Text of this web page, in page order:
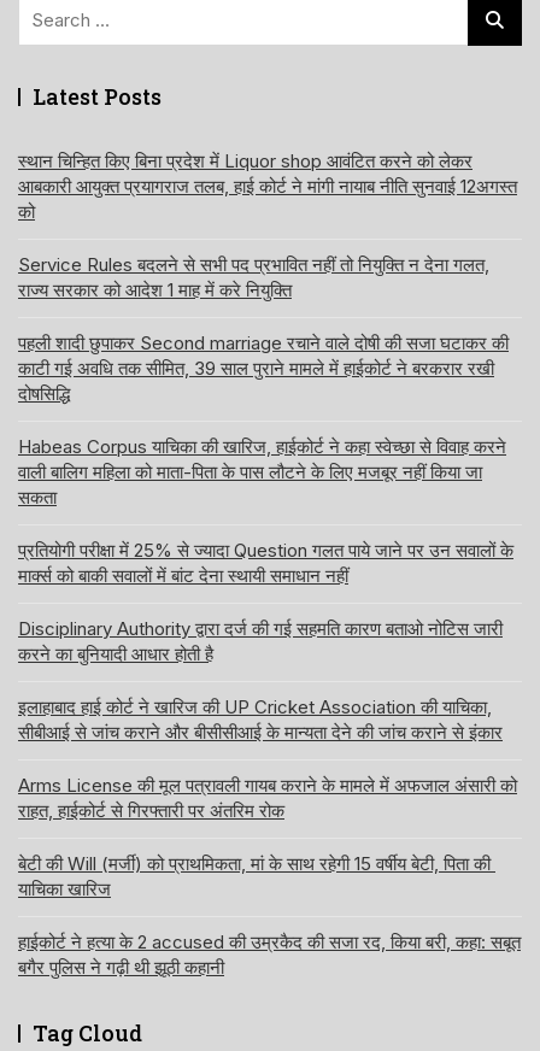
Latest Posts
स्थान चिन्हित किए बिना प्रदेश में Liquor shop आवंटित करने को लेकर
आबकारी आयुक्त प्रयागराज तलब, हाई कोर्ट ने मांगी नायाब नीति सुनवाई 12अगस्त
को
Service Rules बदलने से सभी पद प्रभावित नहीं तो नियुक्ति न देना गलत,
राज्य सरकार को आदेश 1 माह में करे नियुक्ति
पहली शादी छुपाकर Second marriage रचाने वाले दोषी की सजा घटाकर की
काटी गई अवधि तक सीमित, 39 साल पुराने मामले में हाईकोर्ट ने बरकरार रखी
दोषसिद्धि
Habeas Corpus याचिका की खारिज, हाईकोर्ट ने कहा स्वेच्छा से विवाह करने
वाली बालिग महिला को माता-पिता के पास लौटने के लिए मजबूर नहीं किया जा
सकता
प्रतियोगी परीक्षा में 25% से ज्यादा Question गलत पाये जाने पर उन सवालों के
मार्क्स को बाकी सवालों में बांट देना स्थायी समाधान नहीं
Disciplinary Authority द्वारा दर्ज की गई सहमति कारण बताओ नोटिस जारी
करने का बुनियादी आधार होती है
इलाहाबाद हाई कोर्ट ने खारिज की UP Cricket Association की याचिका,
सीबीआई से जांच कराने और बीसीसीआई के मान्यता देने की जांच कराने से इंकार
Arms License की मूल पत्रावली गायब कराने के मामले में अफजाल अंसारी को
राहत, हाईकोर्ट से गिरफ्तारी पर अंतरिम रोक
बेटी की Will (मर्जी) को प्राथमिकता, मां के साथ रहेगी 15 वर्षीय बेटी, पिता की
याचिका खारिज
हाईकोर्ट ने हत्या के 2 accused की उम्रकैद की सजा रद, किया बरी, कहा: सबूत
बगैर पुलिस ने गढ़ी थी झूठी कहानी
Tag Cloud